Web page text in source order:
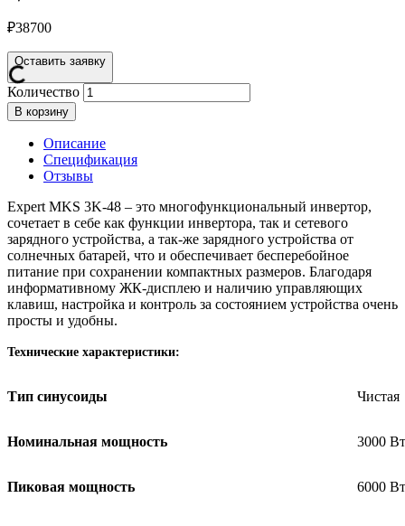
₽38700
Оставить заявку
Количество
В корзину
Описание
Спецификация
Отзывы
Expert MKS 3K-48 – это многофункциональный инвертор,
сочетает в себе как функции инвертора, так и сетевого
зарядного устройства, а так-же зарядного устройства от
солнечных батарей, что и обеспечивает бесперебойное
питание при сохранении компактных размеров. Благодаря
информативному ЖК-дисплею и наличию управляющих
клавиш, настройка и контроль за состоянием устройства очень
просты и удобны.
Технические характеристики:
Тип синусоиды Чистая
Номинальная мощность 3000 Вт
Пиковая мощность 6000 Вт